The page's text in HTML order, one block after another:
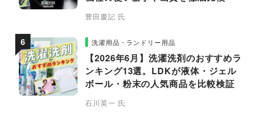
豊田慶記 氏
洗濯用品・ランドリー用品
【2026年6月】洗濯洗剤のおすすめラ
ンキング13選。LDKが液体・ジェル
ボール・粉末の人気商品を比較検証
石川英一 氏